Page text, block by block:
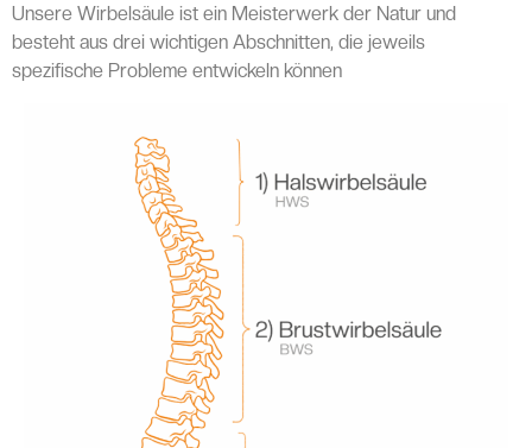
Unsere Wirbelsäule ist ein Meisterwerk der Natur und
besteht aus drei wichtigen Abschnitten, die jeweils
spezifische Probleme entwickeln können